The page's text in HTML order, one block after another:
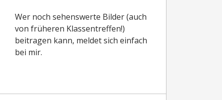
Wer noch sehenswerte Bilder (auch
von früheren Klassentreffen!)
beitragen kann, meldet sich einfach
bei mir.